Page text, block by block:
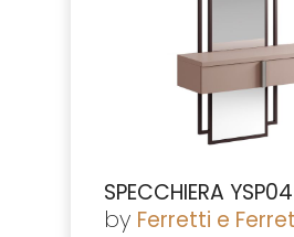
SPECCHIERA YSP04
by Ferretti e